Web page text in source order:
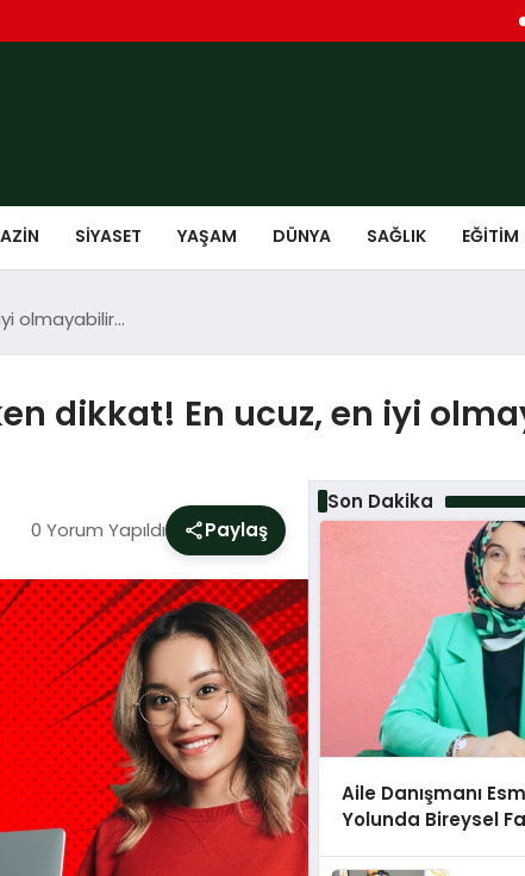
SIYASET YAŞAM DÜNYA SAĞLIK EĞITIM
olmayabilir…
dikkat! En ucuz, en iyi
0 Yorum Yapıldı Paylaş
Son Dakika
Aile Danışmanı
Yolunda Bireysel